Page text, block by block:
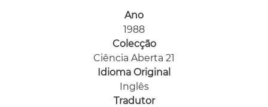
Ano
1988
Colecção
Ciência Aberta 21
Idioma Original
Inglês
Tradutor